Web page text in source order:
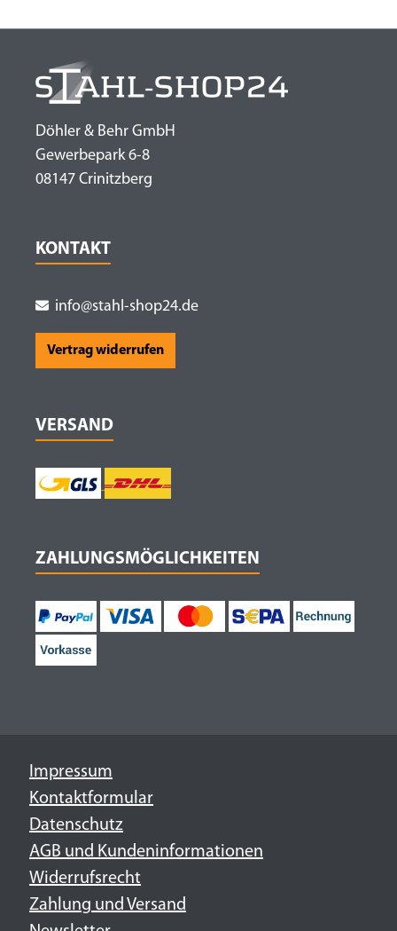
Döhler & Behr GmbH
Gewerbepark 6-8
08147 Crinitzberg
KONTAKT
info@stahl-shop24.de
Vertrag widerrufen
VERSAND
ZAHLUNGSMÖGLICHKEITEN
Impressum
Kontaktformular
Datenschutz
AGB und Kundeninformationen
Widerrufsrecht
Zahlung und Versand